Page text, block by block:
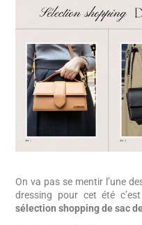
On va pas se mentir l’une
dressing pour cet été
sélection shopping de sac